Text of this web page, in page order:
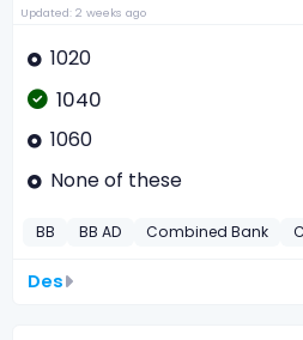
Updated: 2 weeks ago
1020
1040
1060
None of these
BB BB AD Combined Bank
Des